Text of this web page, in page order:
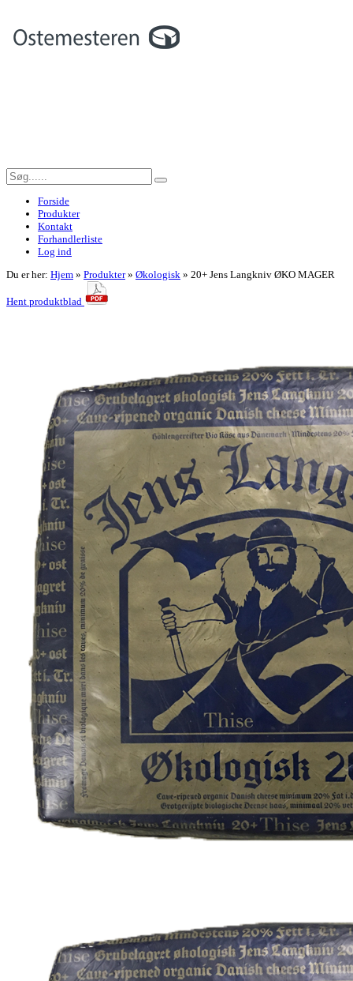
Forside
Produkter
Kontakt
Forhandlerliste
Log ind
Du er her: Hjem » Produkter» Økologisk » 20+ Jens Langkniv ØKO MAGER
Hent produktblad